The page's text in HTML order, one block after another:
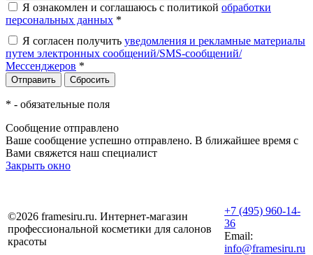
Я ознакомлен и соглашаюсь с политикой обработки
персональных данных *
Я согласен получить уведомления и рекламные материалы
путем электронных сообщений/SMS-сообщений/
Мессенджеров *
* - обязательные поля
Сообщение отправлено
Ваше сообщение успешно отправлено. В ближайшее время с
Вами свяжется наш специалист
Закрыть окно
©2026 framesiru.ru. Интернет-магазин
профессиональной косметики для салонов
красоты
+7 (495) 960-14-
36
Email:
info@framesiru.ru